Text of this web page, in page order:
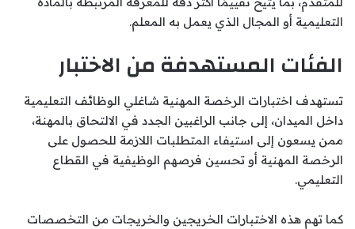
التعليمية أو المجال الذي يعمل به المعلم.
الفئات المستهدفة من الاختبار
تستهدف اختبارات الرخصة المهنية شاغلي الوظائف التعليمية
داخل الميدان، إلى جانب الراغبين الجدد في الالتحاق بالمهنة،
ممن يسعون إلى استيفاء المتطلبات اللازمة للحصول على
الرخصة المهنية أو تحسين فرصهم الوظيفية في القطاع
التعليمي.
كما تهم هذه الاختبارات الخريجين والخريجات من التخصصات